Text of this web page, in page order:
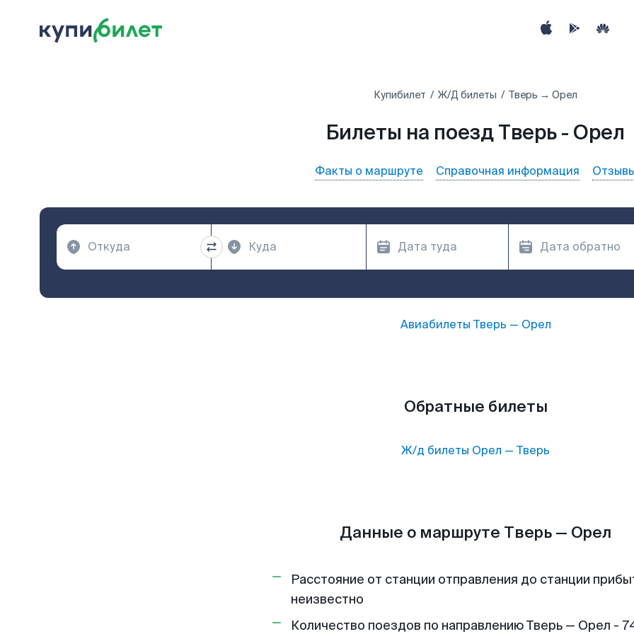
Купибилет Ж/Д билеты Тверь → Орел
Билеты на поезд Тверь - Орел
Факты о маршруте Справочная информация
Авиабилеты Тверь — Орел
Обратные билеты
Ж/д билеты Орел — Тверь
Данные о маршруте Тверь — Орел
Расстояние от станции отправления до станции
неизвестно
Количество поездов по направлению Тверь — Орел -